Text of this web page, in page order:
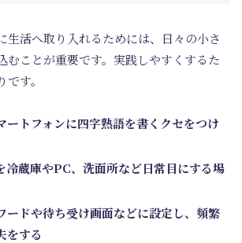
生活へ取り入れるためには、日々の小さ
むことが重要です。実践しやすくするた
す。
ートフォンに四字熟語を書くクセをつけ
冷蔵庫やPC、洗面所など日常目にする場
ードや待ち受け画面などに設定し、頻繁
をする